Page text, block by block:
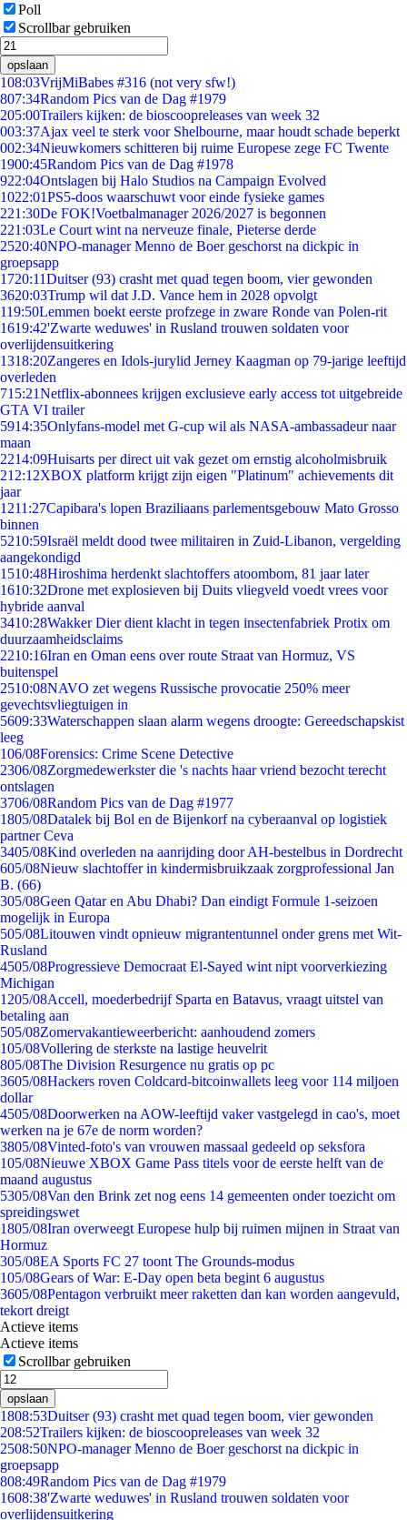
Poll
Scrollbar gebruiken
opslaan
108:03VrijMiBabes #316 (not very sfw!)
807:34Random Pics van de Dag #1979
205:00Trailers kijken: de bioscoopreleases van week 32
003:37Ajax veel te sterk voor Shelbourne, maar houdt schade beperkt
002:34Nieuwkomers schitteren bij ruime Europese zege FC Twente
1900:45Random Pics van de Dag #1978
922:04Ontslagen bij Halo Studios na Campaign Evolved
1022:01PS5-doos waarschuwt voor einde fysieke games
221:30De FOK!Voetbalmanager 2026/2027 is begonnen
221:03Le Court wint na nerveuze finale, Pieterse derde
2520:40NPO-manager Menno de Boer geschorst na dickpic in
groepsapp
1720:11Duitser (93) crasht met quad tegen boom, vier gewonden
3620:03Trump wil dat J.D. Vance hem in 2028 opvolgt
119:50Lemmen boekt eerste profzege in zware Ronde van Polen-rit
1619:42'Zwarte weduwes' in Rusland trouwen soldaten voor
overlijdensuitkering
1318:20Zangeres en Idols-jurylid Jerney Kaagman op 79-jarige leeftijd
overleden
715:21Netflix-abonnees krijgen exclusieve early access tot uitgebreide
GTA VI trailer
5914:35Onlyfans-model met G-cup wil als NASA-ambassadeur naar
maan
2214:09Huisarts per direct uit vak gezet om ernstig alcoholmisbruik
212:12XBOX platform krijgt zijn eigen "Platinum" achievements dit
jaar
1211:27Capibara's lopen Braziliaans parlementsgebouw Mato Grosso
binnen
5210:59Israël meldt dood twee militairen in Zuid-Libanon, vergelding
aangekondigd
1510:48Hiroshima herdenkt slachtoffers atoombom, 81 jaar later
1610:32Drone met explosieven bij Duits vliegveld voedt vrees voor
hybride aanval
3410:28Wakker Dier dient klacht in tegen insectenfabriek Protix om
duurzaamheidsclaims
2210:16Iran en Oman eens over route Straat van Hormuz, VS
buitenspel
2510:08NAVO zet wegens Russische provocatie 250% meer
gevechtsvliegtuigen in
5609:33Waterschappen slaan alarm wegens droogte: Gereedschapskist
leeg
106/08Forensics: Crime Scene Detective
2306/08Zorgmedewerkster die 's nachts haar vriend bezocht terecht
ontslagen
3706/08Random Pics van de Dag #1977
1805/08Datalek bij Bol en de Bijenkorf na cyberaanval op logistiek
partner Ceva
3405/08Kind overleden na aanrijding door AH-bestelbus in Dordrecht
605/08Nieuw slachtoffer in kindermisbruikzaak zorgprofessional Jan
B. (66)
305/08Geen Qatar en Abu Dhabi? Dan eindigt Formule 1-seizoen
mogelijk in Europa
505/08Litouwen vindt opnieuw migrantentunnel onder grens met Wit-
Rusland
4505/08Progressieve Democraat El-Sayed wint nipt voorverkiezing
Michigan
1205/08Accell, moederbedrijf Sparta en Batavus, vraagt uitstel van
betaling aan
505/08Zomervakantieweerbericht: aanhoudend zomers
105/08Vollering de sterkste na lastige heuvelrit
805/08The Division Resurgence nu gratis op pc
3605/08Hackers roven Coldcard-bitcoinwallets leeg voor 114 miljoen
dollar
4505/08Doorwerken na AOW-leeftijd vaker vastgelegd in cao's, moet
werken na je 67e de norm worden?
3805/08Vinted-foto's van vrouwen massaal gedeeld op seksfora
105/08Nieuwe XBOX Game Pass titels voor de eerste helft van de
maand augustus
5305/08Van den Brink zet nog eens 14 gemeenten onder toezicht om
spreidingswet
1805/08Iran overweegt Europese hulp bij ruimen mijnen in Straat van
Hormuz
305/08EA Sports FC 27 toont The Grounds-modus
105/08Gears of War: E-Day open beta begint 6 augustus
3605/08Pentagon verbruikt meer raketten dan kan worden aangevuld,
tekort dreigt
Actieve items
Actieve items
Scrollbar gebruiken
opslaan
1808:53Duitser (93) crasht met quad tegen boom, vier gewonden
208:52Trailers kijken: de bioscoopreleases van week 32
2508:50NPO-manager Menno de Boer geschorst na dickpic in
groepsapp
808:49Random Pics van de Dag #1979
1608:38'Zwarte weduwes' in Rusland trouwen soldaten voor
overlijdensuitkering